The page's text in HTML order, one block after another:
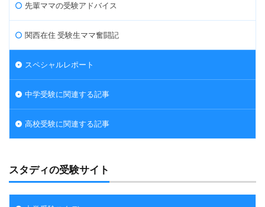
先輩ママの受験アドバイス
関西在住 受験生ママ奮闘記
スペシャルレポート
中学受験に関連する記事
高校受験に関連する記事
スタディの受験サイト